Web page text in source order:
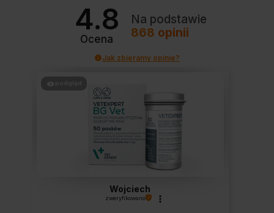
4.8
Ocena
Na podstawie
868 opinii
Jak zbieramy opinie?
podgląd
Wojciech
zweryfikowano